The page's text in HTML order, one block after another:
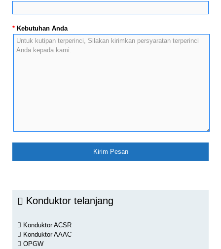
* Kebutuhan Anda
Konduktor telanjang
Konduktor ACSR
Konduktor AAAC
OPGW